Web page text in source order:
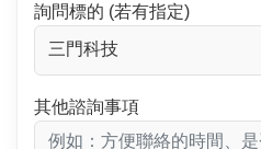
詢問標的 (若有指定)
其他諮詢事項